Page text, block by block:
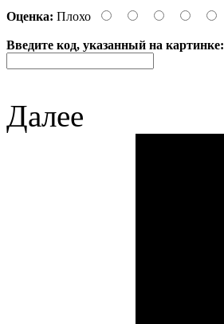
Оценка: Плохо
Введите код, указанный на картинке:
Далее